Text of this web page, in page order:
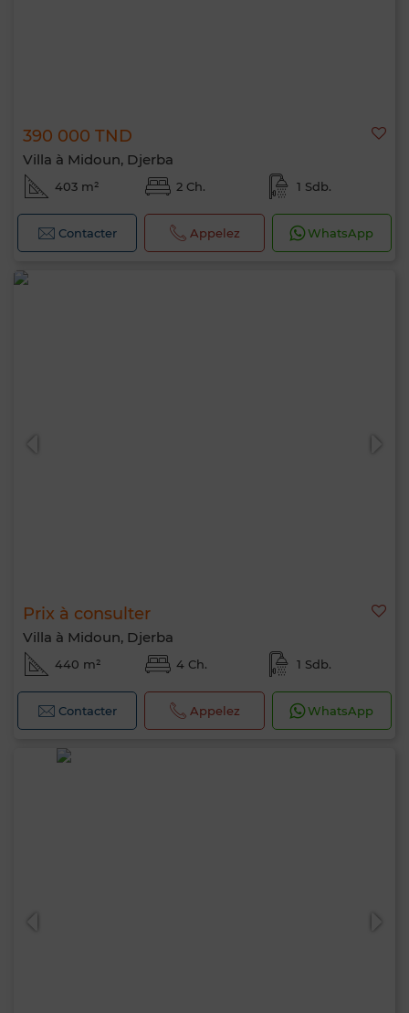
390 000 TND
Villa à Midoun, Djerba
403 m² 2 Ch. 1 Sdb.
Contacter Appelez WhatsApp
Prix à consulter
Villa à Midoun, Djerba
440 m² 4 Ch. 1 Sdb.
Contacter Appelez WhatsApp